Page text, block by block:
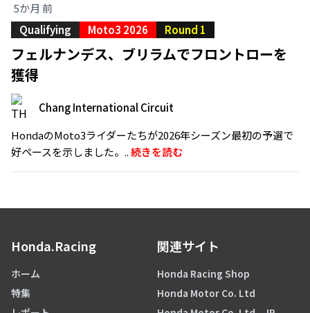
5か月 前
Qualifying
Moto3 2026 Round 1
フェルナンデス、ブリラムでフロントローを
獲得
Chang International Circuit
HondaのMoto3ライダーたちが2026年シーズン最初の予選で
好ペースを示しました。..続きを読む
Honda.Racing
ホーム
特集
関連サイト
Honda Racing Shop
Honda Motor Co. Ltd